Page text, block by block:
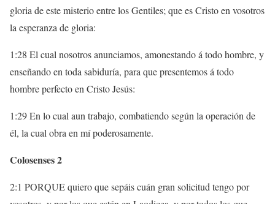
gloria de este misterio entre los Gentiles; que es Cristo en vosotros
la esperanza de gloria:
1:28 El cual nosotros anunciamos, amonestando á todo hombre, y
enseñando en toda sabiduría, para que presentemos á todo
hombre perfecto en Cristo Jesús:
1:29 En lo cual aun trabajo, combatiendo según la operación de
él, la cual obra en mí poderosamente.
Colosenses 2
2:1 PORQUE quiero que sepáis cuán gran solicitud tengo por